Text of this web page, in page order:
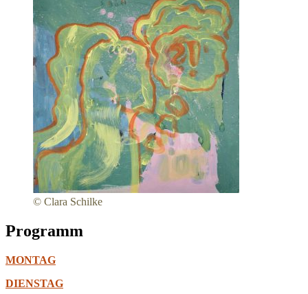
© Clara Schilke
Programm
MONTAG
DIENSTAG